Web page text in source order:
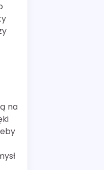
na